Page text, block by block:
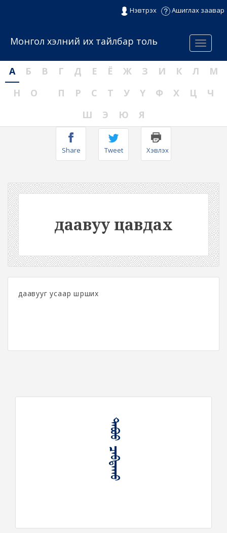
Нэвтрэх Ашиглах заавар
Menu
Монгол хэлний их тайлбар толь
А Б В Г Д Е Ё Ж З И К Л
М
Н
О П Р С Т У Ү Ф Х Ц
Ч
Ш
Э Ю Я
Share Tweet Хэвлэх
даавуу цавдах
даавууг усаар шүрших
ᠳᠠᠪᠤᠤ ᠴᠠᠪᠳᠠᠬᠤ